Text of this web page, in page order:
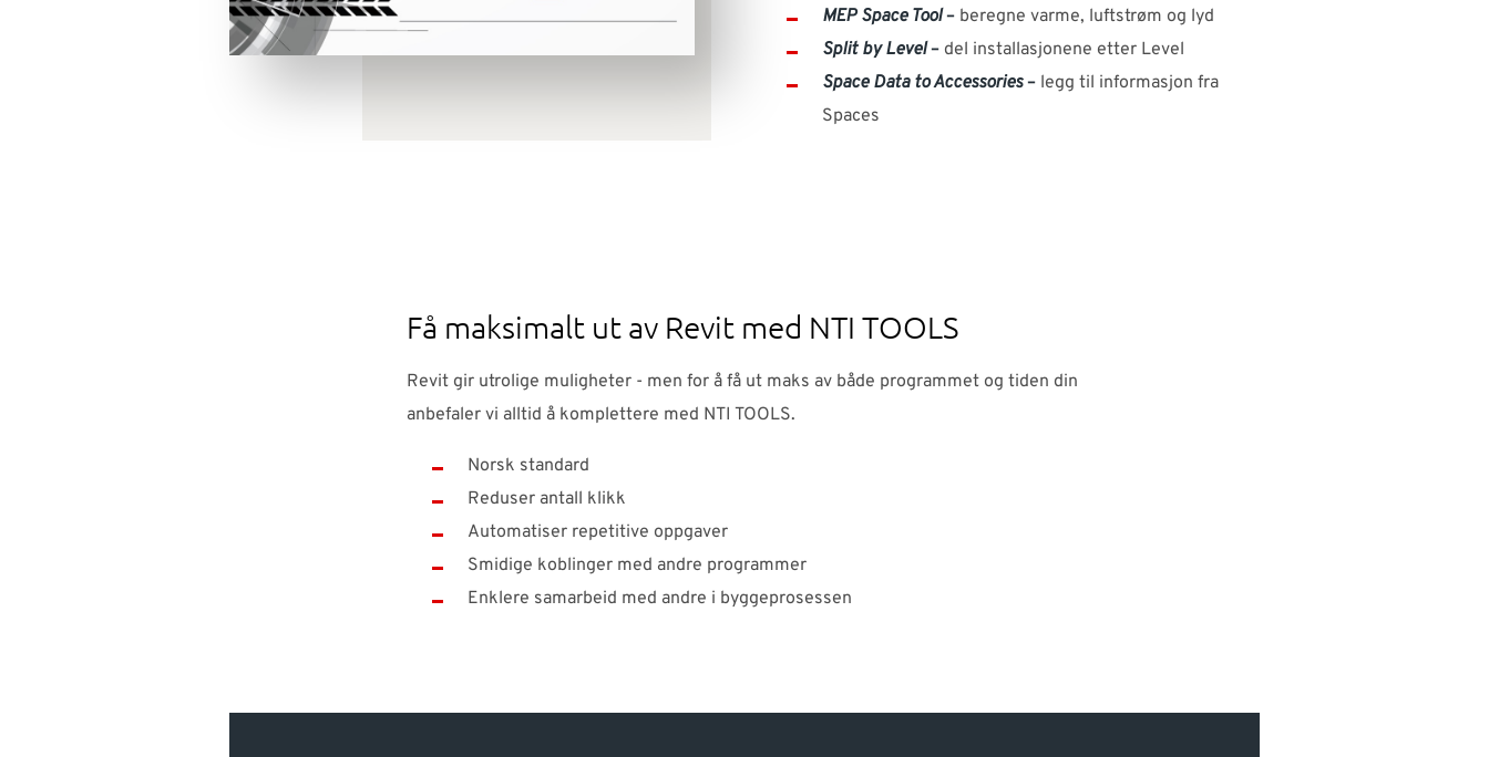
MEP Space Tool– beregne varme, luftstrøm og lyd
Split by Level– del installasjonene etter Level
Space Data to Accessories– legg til informasjon fra
Spaces
Få maksimalt ut av Revit med NTI TOOLS
Revit gir utrolige muligheter - men for å få ut maks av både programmet og tiden din
anbefaler vi alltid å komplettere med NTI TOOLS.
Norsk standard
Reduser antall klikk
Automatiser repetitive oppgaver
Smidige koblinger med andre programmer
Enklere samarbeid med andre i byggeprosessen